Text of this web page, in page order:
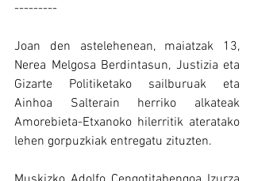
---------
Joan den astelehenean, maiatzak 13,
Nerea Melgosa Berdintasun, Justizia eta
Gizarte Politiketako sailburuak eta
Ainhoa Salterain herriko alkateak
Amorebieta-Etxanoko hilerritik ateratako
lehen gorpuzkiak entregatu zituzten.